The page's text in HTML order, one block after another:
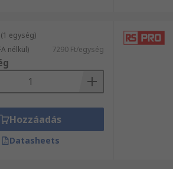
egység)
nélkül) 7290 Ft/egység
Hozzáadás
Datasheets